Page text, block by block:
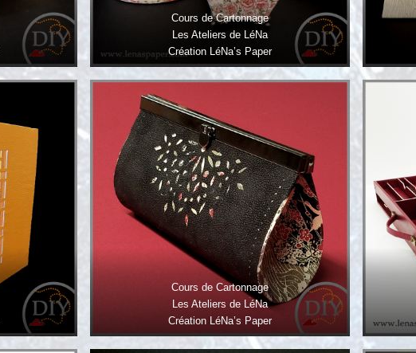
Cours de Cartonnage
Les Ateliers de LéNa
Création LéNa’s Paper
Cours de Cartonnage
Les Ateliers de LéNa
Création LéNa’s Paper